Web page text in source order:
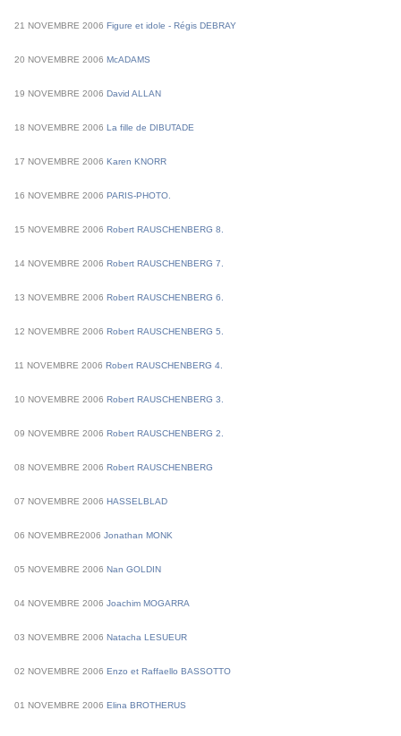
21 NOVEMBRE 2006 Figure et idole - Régis DEBRAY
20 NOVEMBRE 2006 McADAMS
19 NOVEMBRE 2006 David ALLAN
18 NOVEMBRE 2006 La fille de DIBUTADE
17 NOVEMBRE 2006 Karen KNORR
16 NOVEMBRE 2006 PARIS-PHOTO.
15 NOVEMBRE 2006 Robert RAUSCHENBERG 8.
14 NOVEMBRE 2006 Robert RAUSCHENBERG 7.
13 NOVEMBRE 2006 Robert RAUSCHENBERG 6.
12 NOVEMBRE 2006 Robert RAUSCHENBERG 5.
11 NOVEMBRE 2006 Robert RAUSCHENBERG 4.
10 NOVEMBRE 2006 Robert RAUSCHENBERG 3.
09 NOVEMBRE 2006 Robert RAUSCHENBERG 2.
08 NOVEMBRE 2006 Robert RAUSCHENBERG
07 NOVEMBRE 2006 HASSELBLAD
06 NOVEMBRE2006 Jonathan MONK
05 NOVEMBRE 2006 Nan GOLDIN
04 NOVEMBRE 2006 Joachim MOGARRA
03 NOVEMBRE 2006 Natacha LESUEUR
02 NOVEMBRE 2006 Enzo et Raffaello BASSOTTO
01 NOVEMBRE 2006 Elina BROTHERUS